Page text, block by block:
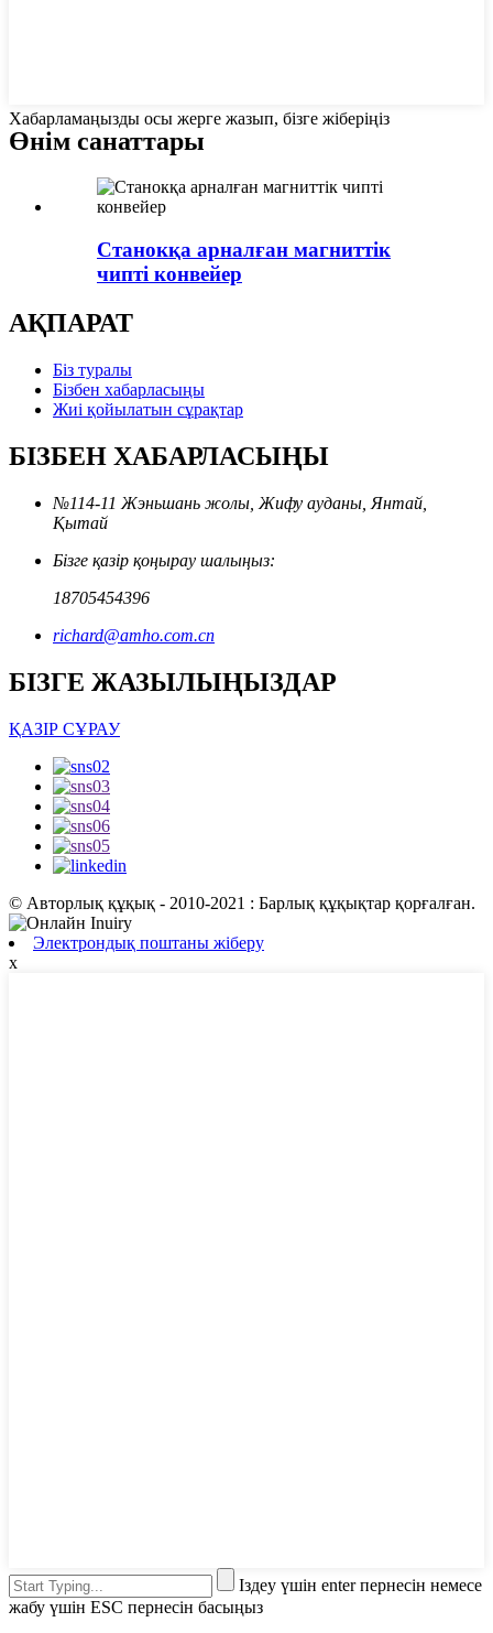
Хабарламаңызды осы жерге жазып, бізге жіберіңіз
Өнім санаттары
Станокқа арналған магниттік
чипті конвейер
АҚПАРАТ
Біз туралы
Бізбен хабарласыңы
Жиі қойылатын сұрақтар
БІЗБЕН ХАБАРЛАСЫҢЫ
№114-11 Жэньшань жолы, Жифу ауданы, Янтай,
Қытай
Бізге қазір қоңырау шалыңыз:
18705454396
richard@amho.com.cn
БІЗГЕ ЖАЗЫЛЫҢЫЗДАР
ҚАЗІР СҰРАУ
© Авторлық құқық - 2010-2021 : Барлық құқықтар қорғалған.
Электрондық поштаны жіберу
x
Іздеу үшін enter пернесін немесе
жабу үшін ESC пернесін басыңыз